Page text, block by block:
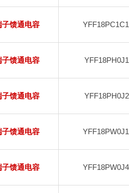
子馈通电容
子馈通电容
子馈通电容
子馈通电容
子馈通电容